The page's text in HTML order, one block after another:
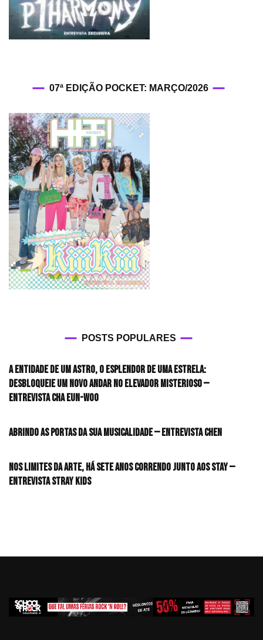
07ª EDIÇÃO POCKET: MARÇO/2026
POSTS POPULARES
A entidade de um astro, o esplendor de uma estrela:
desbloqueie um novo andar no elevador misterioso —
Entrevista CHA EUN-WOO
Abrindo as portas da sua musicalidade — Entrevista CHEN
Nos limites da arte, há sete anos correndo junto aos STAY —
Entrevista Stray Kids